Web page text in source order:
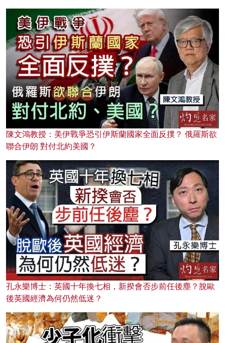
陳文鴻教授：美伊戰爭恐引伊斯蘭國家全面反撲？ 俄羅斯欲
聯合伊朗 對付北約美國？
孔永樂博士：英國十年換七相，新揆會否步前任後塵？脫歐
後英國經濟為何仍然低迷？